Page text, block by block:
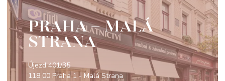
PRAHA - MALÁ
STRANA
Újezd 401/35
118 00 Praha 1 - Malá Strana